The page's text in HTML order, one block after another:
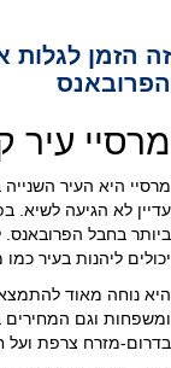
זה הזמן
הפרובאנס
מרסיי
מרסיי היא העיר
עדיין לא הגיעה לשיא.
ביותר בחבל
יכולים ליהנות בעיר כמו
היא נוחה מאוד
ומשפחות וגם המחירים
בדרום-מזרח צרפת ועל